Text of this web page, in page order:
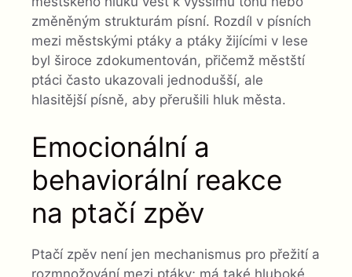
změněným strukturám písní. Rozdíl v písních
mezi městskými ptáky a ptáky žijícími v lese
byl široce zdokumentován, přičemž městští
ptáci často ukazovali jednodušší, ale
hlasitější písně, aby přerušili hluk města.
Emocionální a
behaviorální reakce
na ptačí zpěv
Ptačí zpěv není jen mechanismus pro přežití a
rozmnožování mezi ptáky; má také hluboké